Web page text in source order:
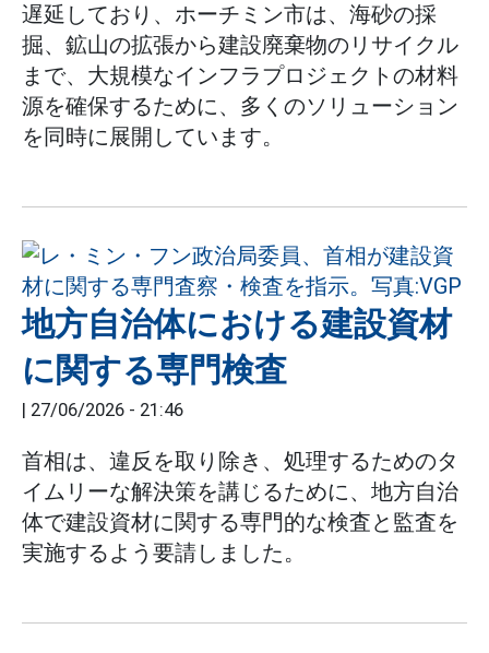
遅延しており、ホーチミン市は、海砂の採
掘、鉱山の拡張から建設廃棄物のリサイクル
まで、大規模なインフラプロジェクトの材料
源を確保するために、多くのソリューション
を同時に展開しています。
地方自治体における建設資材
に関する専門検査
| 27/06/2026 - 21:46
首相は、違反を取り除き、処理するためのタ
イムリーな解決策を講じるために、地方自治
体で建設資材に関する専門的な検査と監査を
実施するよう要請しました。